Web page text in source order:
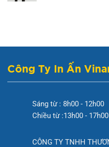
Công Ty In Ấn
Sáng từ : 8h00 - 12h00
Chiều từ :13h00 - 17h00
CÔNG TY TNHH